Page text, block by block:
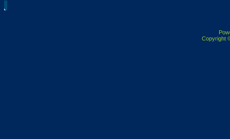
Copyright